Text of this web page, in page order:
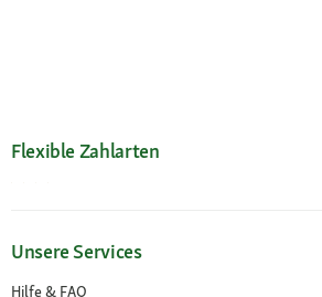
Flexible Zahlarten
Unsere Services
Hilfe & FAQ